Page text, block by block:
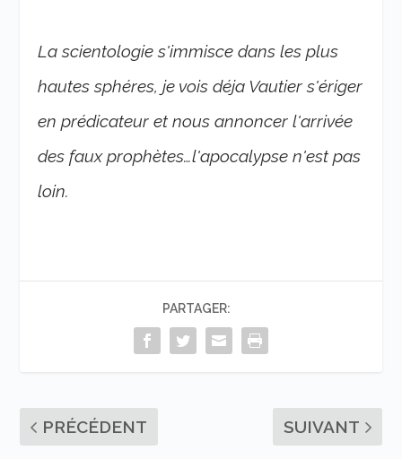
La scientologie s'immisce dans les plus
hautes sphéres, je vois déja Vautier s'ériger
en prédicateur et nous annoncer l'arrivée
des faux prophètes…l'apocalypse n'est pas
loin.
PARTAGER:
PRÉCÉDENT SUIVANT